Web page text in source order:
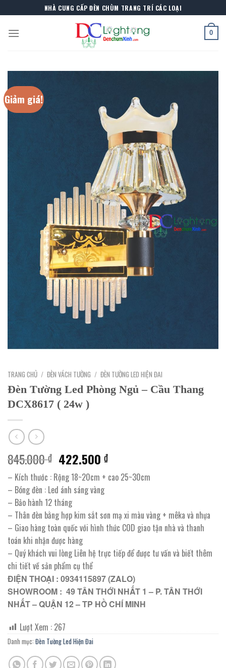
to
content
NHÀ CUNG CẤP ĐÈN CHÙM TRANG TRÍ CÁC LOẠI
0
Giảm giá!
TRANG CHỦ / ĐÈN VÁCH TƯỜNG / ĐÈN TƯỜNG LED HIỆN ĐAI
Đèn Tường Led Phòng Ngủ – Cầu Thang
DCX8617 ( 24w )
845.000₫ Giá
gốc
là:
845.000 ₫.
422.500₫Giá
hiện
tại
422.500 ₫.
– Kích thước : Rộng 18~20cm + cao 25~30cm
– Bóng đèn : Led ánh sáng vàng
– Bảo hành 12 tháng
– Thân đèn bằng hợp kim sắt sơn mạ xi màu vàng + mêka và nhựa
– Giao hàng toàn quốc với hình thức COD giao tận nhà và thanh
toán khi nhận được hàng
– Quý khách vui lòng Liên hệ trực tiếp để được tư vấn và biết thêm
chi tiết về sản phẩm cụ thể
ĐIỆN THOẠI : 0934115897 (ZALO)
SHOWROOM : 49 TÂN THỚI NHẤT 1 – P. TÂN THỚI
NHẤT – QUẬN 12 – TP HỒ CHÍ MINH
Lượt Xem : 267
Danh mục: Đèn Tường Led Hiện Đai